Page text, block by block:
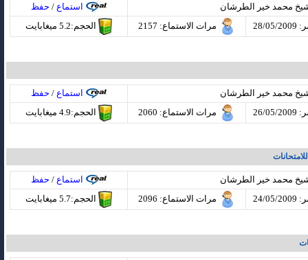
استماع / حفظ
محمد خير الطرشان
الحجم:5.2 ميغابايت
مرات الاستماع: 2157
استماع / حفظ
محمد خير الطرشان
الحجم:4.9 ميغابايت
مرات الاستماع: 2060
استماع / حفظ
محمد خير الطرشان
الحجم:5.7 ميغابايت
مرات الاستماع: 2096